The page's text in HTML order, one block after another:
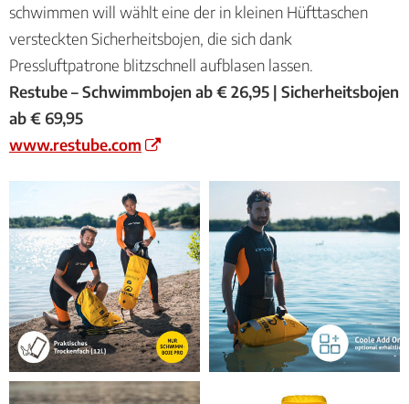
schwimmen will wählt eine der in kleinen Hüfttaschen
versteckten Sicherheitsbojen, die sich dank
Pressluftpatrone blitzschnell aufblasen lassen.
Restube – Schwimmbojen ab € 26,95 | Sicherheitsbojen
ab € 69,95
www.restube.com